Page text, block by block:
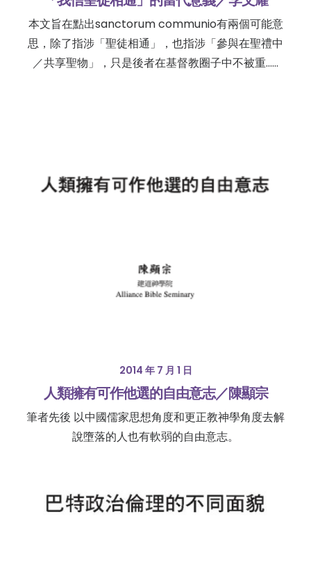
本文旨在點出sanctorum communio有兩個可能意
思，除了指涉「聖徒相通」，也指涉「參與在聖禮中
／共享聖物」，只是後者在基督教圈子中不被重……
2014 年 7 月 1 日
人類擁有可作他選的自由意志／陳顯宗
筆者先後 以中國儒家思想角度和更正教神學角度去解
說墮落的人也有軟弱的自由意志。